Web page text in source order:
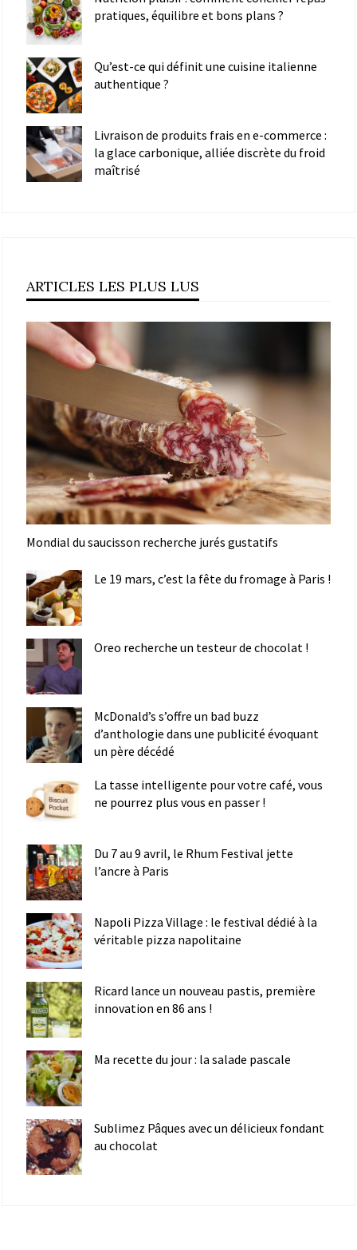
pratiques, équilibre et bons plans ?
Qu’est-ce qui définit une cuisine italienne
authentique ?
Livraison de produits frais en e-commerce :
la glace carbonique, alliée discrète du froid
maîtrisé
ARTICLES LES PLUS LUS
Mondial du saucisson recherche jurés gustatifs
Le 19 mars, c’est la fête du fromage à Paris !
Oreo recherche un testeur de chocolat !
McDonald’s s’offre un bad buzz
d’anthologie dans une publicité évoquant
un père décédé
La tasse intelligente pour votre café, vous
ne pourrez plus vous en passer !
Du 7 au 9 avril, le Rhum Festival jette
l’ancre à Paris
Napoli Pizza Village : le festival dédié à la
véritable pizza napolitaine
Ricard lance un nouveau pastis, première
innovation en 86 ans !
Ma recette du jour : la salade pascale
Sublimez Pâques avec un délicieux fondant
au chocolat